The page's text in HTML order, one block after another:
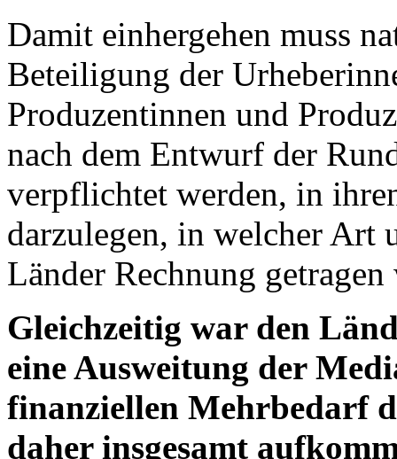
Damit einhergehen muss
Beteiligung der
Produzentinnen und
nach dem Entwurf der
verpflichtet werden, in
darzulegen, in welcher Art
Länder Rechnung
Gleichzeitig war den
eine Ausweitung der
finanziellen Mehrbedarf
daher insgesamt